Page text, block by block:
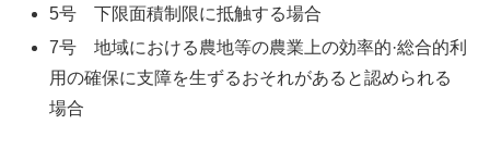
5号 下限面積制限に抵触する場合
7号 地域における農地等の農業上の効率的·総合的利
用の確保に支障を生ずるおそれがあると認められる
場合